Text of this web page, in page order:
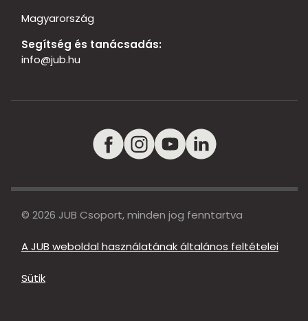
Magyarország
Segítség és tanácsadás:
info@jub.hu
© 2026 JUB Csoport, minden jog fenntartva
A JUB weboldal használatának általános feltételei
Sütik